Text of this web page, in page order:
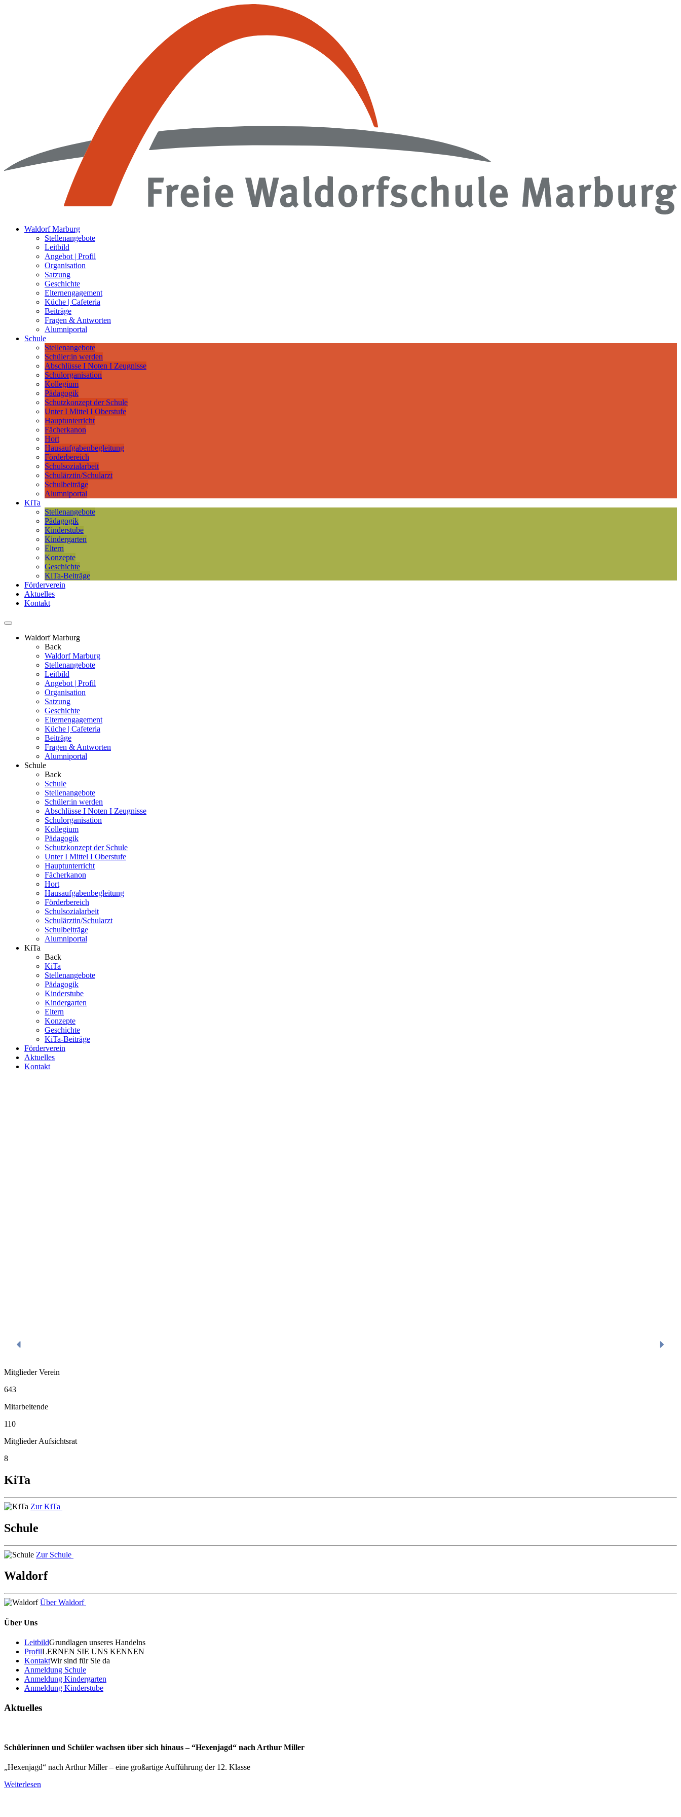
Waldorf Marburg
Stellenangebote
Leitbild
Angebot | Profil
Organisation
Satzung
Geschichte
Elternengagement
Küche | Cafeteria
Beiträge
Fragen & Antworten
Alumniportal
Schule
Stellenangebote
Schüler:in werden
Abschlüsse I Noten I Zeugnisse
Schulorganisation
Kollegium
Pädagogik
Schutzkonzept der Schule
Unter I Mittel I Oberstufe
Hauptunterricht
Fächerkanon
Hort
Hausaufgabenbegleitung
Förderbereich
Schulsozialarbeit
Schulärztin/Schularzt
Schulbeiträge
Alumniportal
KiTa
Stellenangebote
Pädagogik
Kinderstube
Kindergarten
Eltern
Konzepte
Geschichte
KiTa-Beiträge
Förderverein
Aktuelles
Kontakt
Waldorf Marburg
Back
Waldorf Marburg
Stellenangebote
Leitbild
Angebot | Profil
Organisation
Satzung
Geschichte
Elternengagement
Küche | Cafeteria
Beiträge
Fragen & Antworten
Alumniportal
Schule
Back
Schule
Stellenangebote
Schüler:in werden
Abschlüsse I Noten I Zeugnisse
Schulorganisation
Kollegium
Pädagogik
Schutzkonzept der Schule
Unter I Mittel I Oberstufe
Hauptunterricht
Fächerkanon
Hort
Hausaufgabenbegleitung
Förderbereich
Schulsozialarbeit
Schulärztin/Schularzt
Schulbeiträge
Alumniportal
KiTa
Back
KiTa
Stellenangebote
Pädagogik
Kinderstube
Kindergarten
Eltern
Konzepte
Geschichte
KiTa-Beiträge
Förderverein
Aktuelles
Kontakt
Mitglieder Verein
643
Mitarbeitende
110
Mitglieder Aufsichtsrat
8
KiTa
Zur KiTa
Schule
Zur Schule
Waldorf
Über Waldorf
Über Uns
LeitbildGrundlagen unseres Handelns
ProfilLERNEN SIE UNS KENNEN
KontaktWir sind für Sie da
Anmeldung Schule
Anmeldung Kindergarten
Anmeldung Kinderstube
Aktuelles
Schülerinnen und Schüler wachsen über sich hinaus – “Hexenjagd“ nach Arthur Miller
„Hexenjagd“ nach Arthur Miller – eine großartige Aufführung der 12. Klasse
Weiterlesen